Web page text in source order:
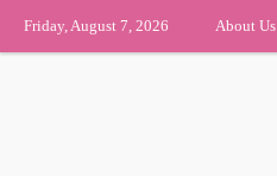
Friday, August 7, 2026 About Us